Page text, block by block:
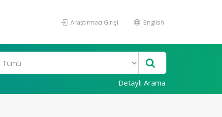
Araştırmacı Girişi English
Detaylı Arama